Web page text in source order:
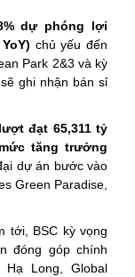
dự phóng lợi
chủ yếu đến
Park 2&3 và kỳ
ghi nhận bán sỉ
đạt 65,311 tỷ
tăng trưởng
dự án bước vào
Green Paradise,
tới, BSC kỳ vọng
đóng góp chính
Long, Global